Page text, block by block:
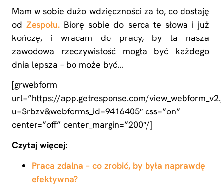
Mam w sobie dużo wdzięczności za to, co dostaję
odZespołu. Biorę sobie do serca te słowa i już
kończę, i wracam do pracy, by ta nasza
zawodowa rzeczywistość mogła być każdego
dnia lepsza – bo może być…
[grwebform
url=”https://app.getresponse.com/
u=Srbzv&webforms_id=9416405″ css=”on”
center=”off” center_margin=”200″/]
Czytaj więcej:
Praca zdalna – co zrobić, by była naprawdę
efektywna?